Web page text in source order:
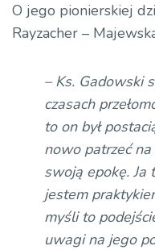
O jego pionierskiej
Rayzacher –
– Ks. Gadowski
czasach
to on był
nowo patrzeć
swoją epokę. Ja
jestem
myśli to
uwagi na jego